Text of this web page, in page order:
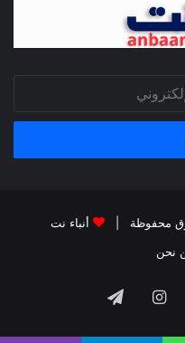
أنباء نت
نحن
انستقرامتيلقرام